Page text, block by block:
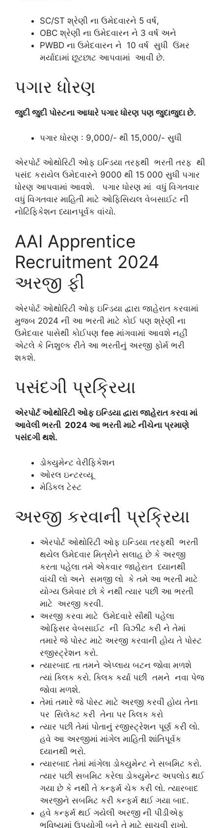
SC/ST શ્રેણી ના ઉમેદવારને 5 વર્ષ,
OBC શ્રેણી ના ઉમેદવારન ને 3 વર્ષ અને
PWBD ના ઉમેદવારન ને 10 વર્ષ સુધી ઉંમર
મર્યાદામાં છૂટછાટ આપવામાં આવી છે.
પગાર ધોરણ
જુદી જુદી પોસ્ટના આધારે પગાર ધોરણ પણ જુદાજુદા છે.
પગાર ધોરણ : 9,000/- થી 15,000/- સુધી
એરપોર્ટ ઓથોરિટી ઓફ ઇન્ડિયા તરફથી ભરતી તરફ થી
પસંદ કરાયેલ ઉમેદવારને 9000 થી 15 000 સુધી પગાર
ધોરણ આપવામાં આવશે. પગાર ધોરણ માં વધું વિગતવાર
વધું વિગતવાર માહિતી માટે ઓફિસિયલ વેબસાઈટ ની
નોટિફિકેશન ધ્યાનપૂર્વક વાંચો.
AAI Apprentice
Recruitment 2024
અરજી ફી
એરપોર્ટ ઓથોરિટી ઓફ ઇન્ડિયા દ્વારા જાહેરાત કરવામાં
મુજબ 2024 ની આ ભરતી માટે કોઈ પણ શ્રેણી ના
ઉમેદવાર પાસેથી કોઈપણ fee માંગવામાં આવશે નહીં
એટલે કે નિશુલ્ક રીતે આ ભરતીનું અરજી ફોર્મ ભરી
શકશે.
પસંદગી પ્રક્રિયા
એરપોર્ટ ઓથોરિટી ઓફ ઇન્ડિયા દ્વારા જાહેરાત કરવા માં
આવેલી ભરતી 2024 આ ભરતી માટે નીચેના પ્રમાણે
પસંદગી થશે.
ડોક્યુમેન્ટ વેરીફિકેશન
ઓરલ ઇન્ટરવ્યૂ
મેડિકલ ટેસ્ટ
અરજી કરવાની પ્રક્રિયા
એરપોર્ટ ઓથોરિટી ઓફ ઇન્ડિયા તરફથી ભરતી
થયેલ ઉમેદવાર મિત્રોને સલાહ છે કે અરજી
કરતા પહેલા તમે એકવાર જાહેરાત ધ્યાનથી
વાંચી લો અને સમજી લો કે તમે આ ભરતી માટે
યોગ્ય ઉમેવાર છો કે નથી ત્યાર પછી આ ભરતી
માટે અરજી કરવી.
અરજી કરવા માટે ઉમેદવારે સૌથી પહેલા
ઓફિસર વેબસાઈટ ની વિઝીટ કરી ને તેમાં
તમારે જે પોસ્ટ માટે અરજી કરવાની હોય તે પોસ્ટ
રજીસ્ટ્રેશન કરો.
ત્યારબાદ તા તમને એપ્લાય બટન જોવા મળશે
ત્યાં ક્લિક કરો. ક્લિક કર્યા પછી તમને નવા પેજ
જોવા મળશે.
તેમાં તમારે જે પોસ્ટ માટે અરજી કરવી હોય તેના
પર સિલેક્ટ કરી તેના પર ક્લિક કરો
ત્યાર પછી તેમાં પોતાનું રજીસ્ટ્રેશન પૂર્ણ કરી લો.
હવે આ અરજીમાં માંગેલ માહિતી શાંતિપૂર્વક
ધ્યાનથી ભરો.
ત્યારબાદ તેમાં માંગેલા ડોક્યુમેન્ટ ને સબમિટ કરો.
ત્યાર પછી સબમિટ કરેલા ડોક્યુમેન્ટ અપલોડ થઈ
ગયા છે કે નથી તે કન્ફર્મ ચેક કરી લો. ત્યારબાદ
અરજીને સબમિટ કરી કન્ફર્મ થઈ ગયા બાદ.
હવે કન્ફર્મ થઈ ગયેલી અરજી ની પીડીએફ
ભવિષ્યમાં ઉપયોગી બને તે માટે સાચવી રાખો.